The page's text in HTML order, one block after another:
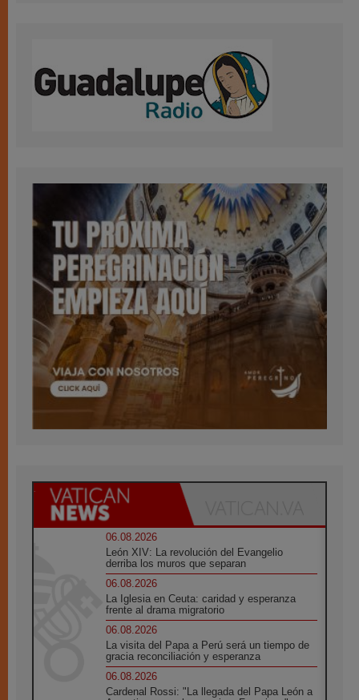
06.08.2026
León XIV: La revolución del Evangelio
derriba los muros que separan
06.08.2026
La Iglesia en Ceuta: caridad y esperanza
frente al drama migratorio
06.08.2026
La visita del Papa a Perú será un tiempo de
gracia reconciliación y esperanza
06.08.2026
Cardenal Rossi: "La llegada del Papa León a